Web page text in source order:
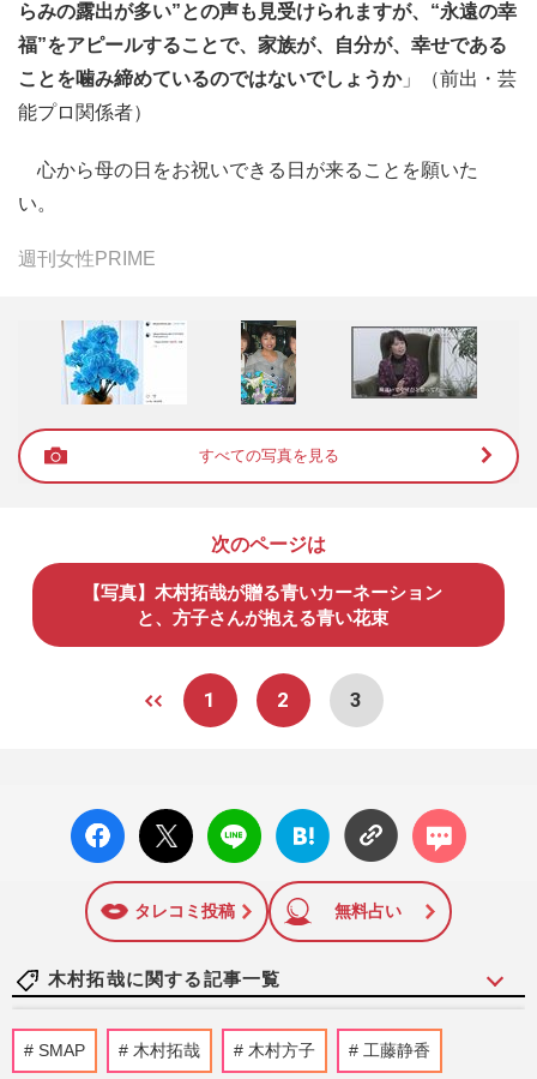
らみの露出が多い”との声も見受けられますが、“永遠の幸
福”をアピールすることで、家族が、自分が、幸せである
ことを噛み締めているのではないでしょうか」（前出・芸
能プロ関係者）
心から母の日をお祝いできる日が来ることを願いた
い。
週刊女性PRIME
すべての写真を見る
次のページは
【写真】木村拓哉が贈る青いカーネーション
と、方子さんが抱える青い花束
1 2 3
facebo
ok い
X ポス
ト
LINE
はてな
ブック
に追加
コメン
ト
タレコミ投稿 無料占い
木村拓哉に関する記事一覧
《バレーボール日本代表》木村拓哉の長
女・Cocomiも私物公開で熱狂！「グッズ
SMAP 木村拓哉 木村方子 工藤静香